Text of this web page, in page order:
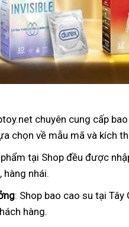
chuyên cung cấp
chọn về mẫu mã và kích
phẩm tại Shop đều được
hàng nhái.
: Shop bao cao su tại
hàng.